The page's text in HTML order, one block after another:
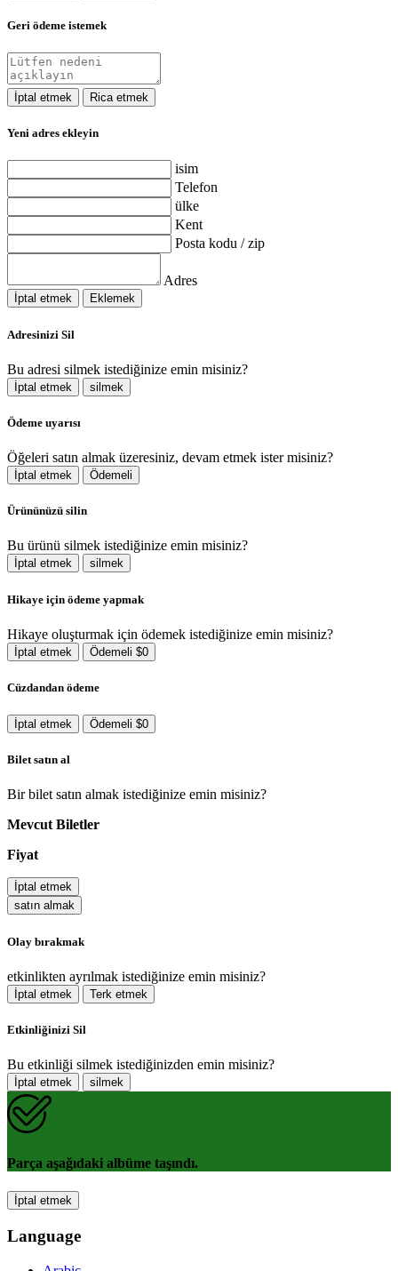
Geri ödeme istemek
İptal etmek Rica etmek
Yeni adres ekleyin
isim
Telefon
ülke
Kent
Posta kodu / zip
Adres
İptal etmek Eklemek
Adresinizi Sil
Bu adresi silmek istediğinize emin misiniz?
İptal etmek silmek
Ödeme uyarısı
Öğeleri satın almak üzeresiniz, devam etmek ister misiniz?
İptal etmek Ödemeli
Ürününüzü silin
Bu ürünü silmek istediğinize emin misiniz?
İptal etmek silmek
Hikaye için ödeme yapmak
Hikaye oluşturmak için ödemek istediğinize emin misiniz?
İptal etmek Ödemeli $0
Cüzdandan ödeme
İptal etmek Ödemeli $0
Bilet satın al
Bir bilet satın almak istediğinize emin misiniz?
Mevcut Biletler
Fiyat
İptal etmek
satın almak
Olay bırakmak
etkinlikten ayrılmak istediğinize emin misiniz?
İptal etmek Terk etmek
Etkinliğinizi Sil
Bu etkinliği silmek istediğinizden emin misiniz?
İptal etmek silmek
Parça aşağıdaki albüme taşındı.
İptal etmek
Language